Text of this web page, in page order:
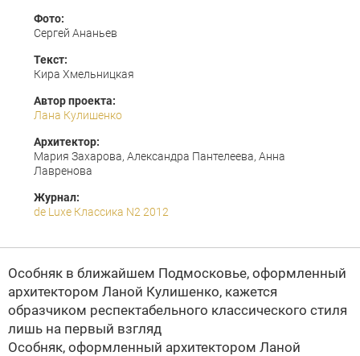
Фото:
Сергей Ананьев
Текст:
Кира Хмельницкая
Автор проекта:
Лана Кулишенко
Архитектор:
Мария Захарова, Александра Пантелеева, Анна
Лавренова
Журнал:
de Luxe Классика N2 2012
Особняк в ближайшем Подмосковье, оформленный
архитектором Ланой Кулишенко, кажется
образчиком респектабельного классического стиля
лишь на первый взгляд
Особняк, оформленный архитектором Ланой